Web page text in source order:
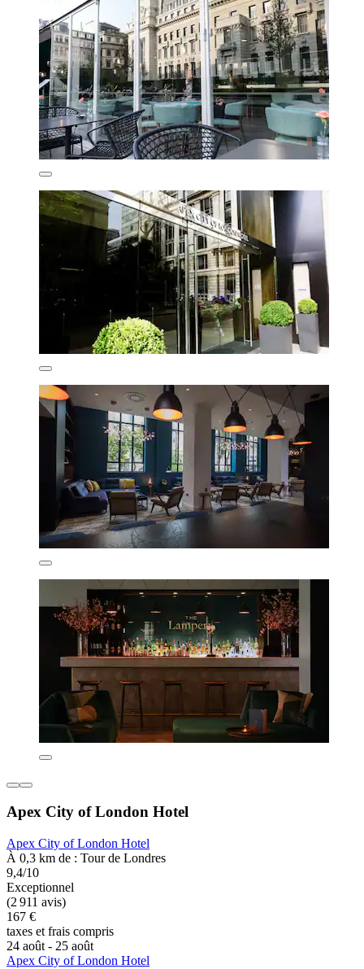
Apex City of London Hotel
Apex City of London Hotel
À 0,3 km de : Tour de Londres
9,4/10
Exceptionnel
(2 911 avis)
167 €
taxes et frais compris
24 août - 25 août
Apex City of London Hotel